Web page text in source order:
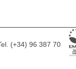
(+34) 96 387 70